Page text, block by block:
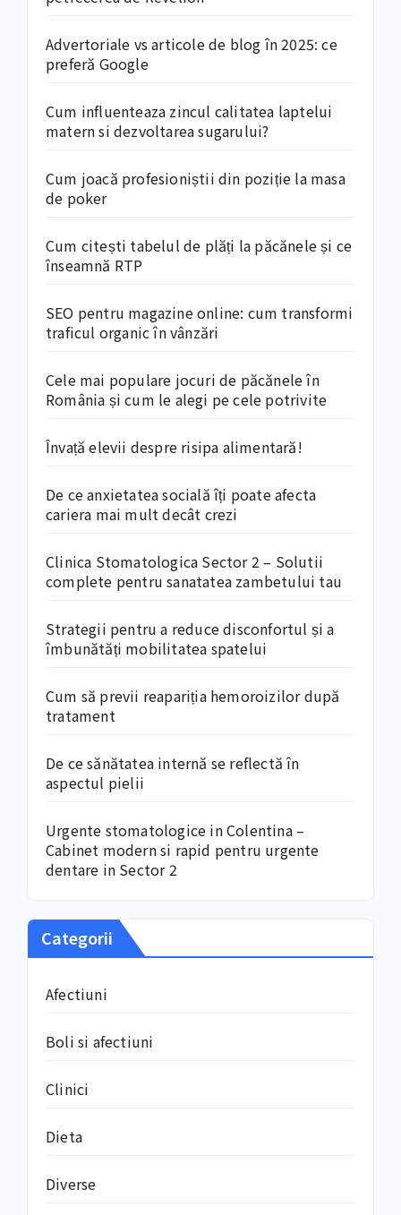
Advertoriale vs articole de blog în 2025: ce
preferă Google
Cum influenteaza zincul calitatea laptelui
matern si dezvoltarea sugarului?
Cum joacă profesioniștii din poziție la masa
de poker
Cum citești tabelul de plăți la păcănele și ce
înseamnă RTP
SEO pentru magazine online: cum transformi
traficul organic în vânzări
Cele mai populare jocuri de păcănele în
România și cum le alegi pe cele potrivite
Învață elevii despre risipa alimentară!
De ce anxietatea socială îți poate afecta
cariera mai mult decât crezi
Clinica Stomatologica Sector 2 – Solutii
complete pentru sanatatea zambetului tau
Strategii pentru a reduce disconfortul și a
îmbunătăți mobilitatea spatelui
Cum să previi reapariția hemoroizilor după
tratament
De ce sănătatea internă se reflectă în
aspectul pielii
Urgente stomatologice in Colentina –
Cabinet modern si rapid pentru urgente
dentare in Sector 2
Categorii
Afectiuni
Boli si afectiuni
Clinici
Dieta
Diverse